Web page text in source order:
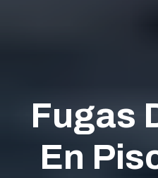
Fugas
En